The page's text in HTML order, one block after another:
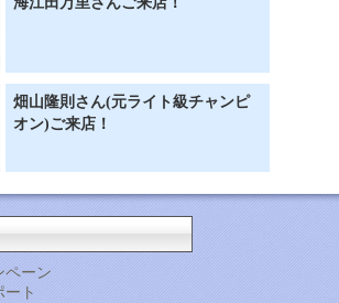
畑山隆則さん(元ライト級チャンピ
オン)ご来店！
ペーン
ト